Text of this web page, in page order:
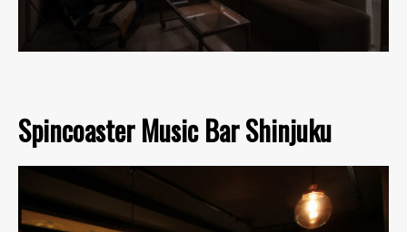
Spincoaster Music Bar Shinjuku